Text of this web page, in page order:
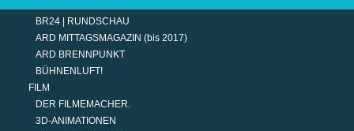
BR24 | RUNDSCHAU
ARD MITTAGSMAGAZIN (bis 2017)
ARD BRENNPUNKT
BÜHNENLUFT!
FILM
DER FILMEMACHER.
3D-ANIMATIONEN